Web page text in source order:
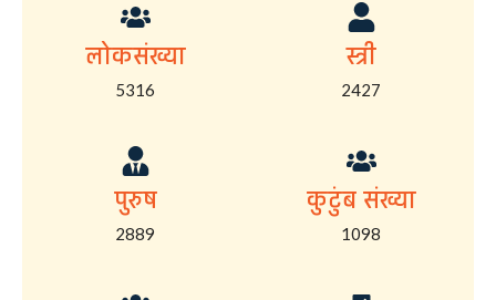
लोकसंख्या
5316
स्त्री
2427
पुरुष
2889
कुटुंब संख्या
1098